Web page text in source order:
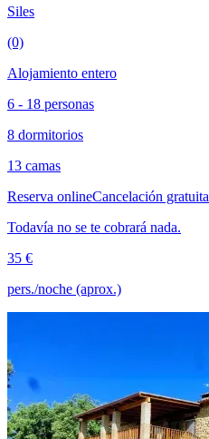
Siles
(0)
Alojamiento entero
6 - 18 personas
8 dormitorios
13 camas
Reserva onlineCancelación gratuita
Todavía no se te cobrará nada.
35 €
pers./noche (aprox.)